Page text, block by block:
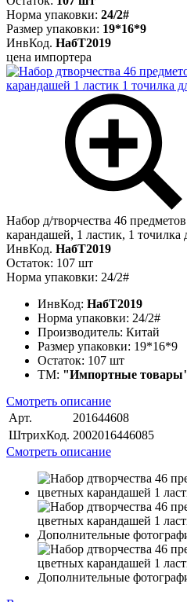
Норма упаковки: 24/2#
Размер упаковки: 19*16*9
ИнвКод. НабТ2019
цена импортера
Набор д/творчества 46
карандашей, 1 ластик, 1 точилка
ИнвКод. НабТ2019
Остаток: 107 шт
Норма упаковки: 24/2#
ИнвКод: НабТ2019
Норма упаковки: 24/2#
Производитель: Китай
Размер упаковки: 19*16*9
Остаток: 107 шт
ТМ: "Импортные
Смотреть описание
Арт.
201644608
ШтрихКод. 2002016446085
Смотреть описание